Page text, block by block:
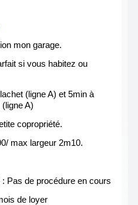
mon garage.
si vous habitez ou
(ligne A) et 5min à
A)
copropriété.
max largeur 2m10.
Pas de procédure en cours
de loyer